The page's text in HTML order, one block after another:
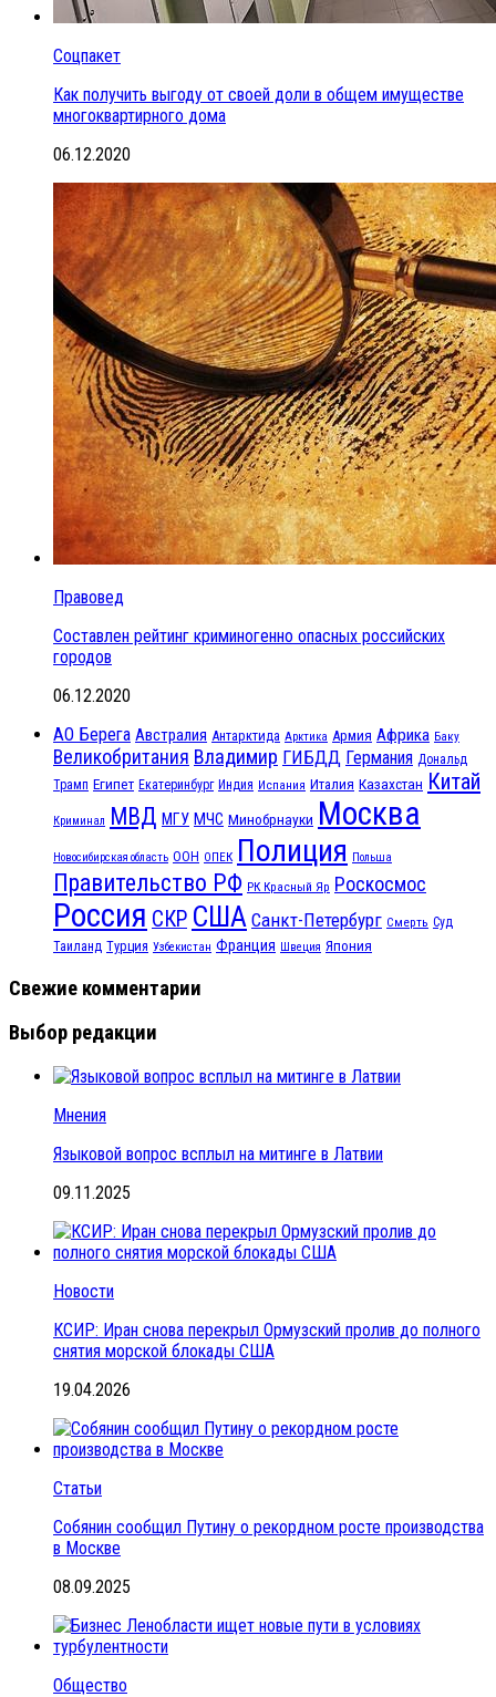
Соцпакет
Как получить выгоду от своей доли в общем имуществе
многоквартирного дома
06.12.2020
Правовед
Составлен рейтинг криминогенно опасных российских
городов
06.12.2020
АО Берега Австралия Антарктида Арктика Армия Африка Баку
Великобритания Владимир ГИБДД Германия Дональд
Трамп Египет Екатеринбург Индия Испания Италия Казахстан Китай
Криминал МВД МГУ МЧС Минобрнауки Москва
Новосибирская область ООН ОПЕК Полиция Польша
Правительство РФ РК Красный Яр Роскосмос
Россия СКР США Санкт-Петербург Смерть Суд
Таиланд Турция Узбекистан Франция Швеция Япония
Свежие комментарии
Выбор редакции
Мнения
Языковой вопрос всплыл на митинге в Латвии
09.11.2025
Новости
КСИР: Иран снова перекрыл Ормузский пролив до полного
снятия морской блокады США
19.04.2026
Статьи
Собянин сообщил Путину о рекордном росте производства
в Москве
08.09.2025
Общество